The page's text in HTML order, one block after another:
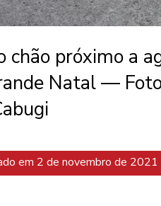
próximo a
Natal —
em 2 de novembro de